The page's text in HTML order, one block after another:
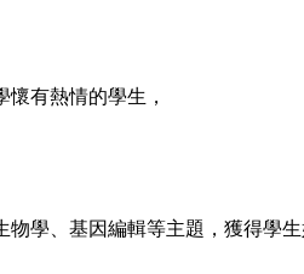
有熱情的學生，
學、基因編輯等主題，獲得學